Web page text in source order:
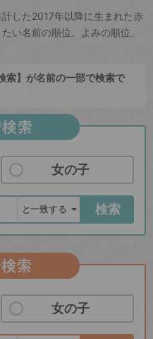
した2017年以降に生まれた赤
い名前の順位、よみの順位、
索】が名前の一部で検索で
索
女の子
検索
索
女の子